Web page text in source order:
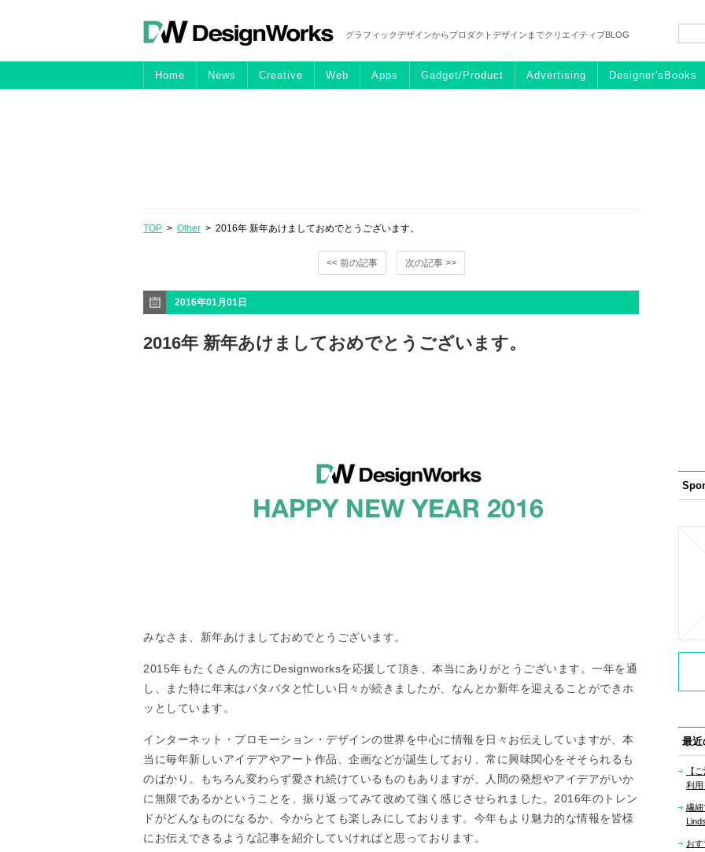
グラフィックデザインからプロダクトデザインまでクリエイティブBLOG
Home News Creative Web Apps Gadget/Product Advertising Designer'sBooks
TOP > Other > 2016年 新年あけましておめでとうございます。
<< 前の記事 次の記事 >>
2016年01月01日
2016年 新年あけましておめでとうございます。
みなさま、新年あけましておめでとうございます。
2015年もたくさんの方にDesignworksを応援して頂き、本当にありがとうございます。一年を通
し、また特に年末はバタバタと忙しい日々が続きましたが、なんとか新年を迎えることができホ
ッとしています。
インターネット・プロモーション・デザインの世界を中心に情報を日々お伝えしていますが、本
当に毎年新しいアイデアやアート作品、企画などが誕生しており、常に興味関心をそそられるも
のばかり。もちろん変わらず愛され続けているものもありますが、人間の発想やアイデアがいか
に無限であるかということを、振り返ってみて改めて強く感じさせられました。2016年のトレン
ドがどんなものになるか、今からとても楽しみにしております。今年もより魅力的な情報を皆様
にお伝えできるような記事を紹介していければと思っております。
最近
【
利用
繊細
お